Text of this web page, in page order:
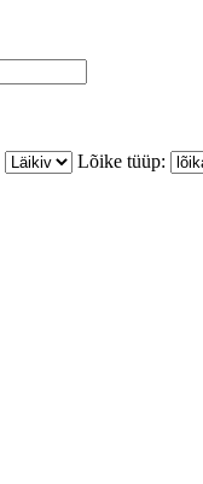
Lõike tüüp: